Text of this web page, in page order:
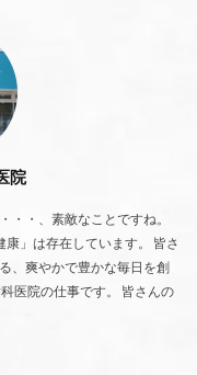
院
・・、素敵なことですね。
」は存在しています。 皆さ
、爽やかで豊かな毎日を創
医院の仕事です。 皆さんの